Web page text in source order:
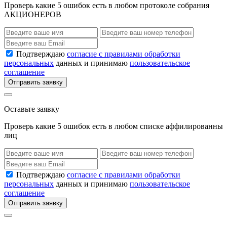
Проверь какие 5 ошибок есть в любом протоколе собрания
АКЦИОНЕРОВ
Подтверждаю согласие с правилами обработки
персональных данных и принимаю пользовательское
соглашение
Отправить заявку
Оставьте заявку
Проверь какие 5 ошибок есть в любом списке аффилированны
лиц
Подтверждаю согласие с правилами обработки
персональных данных и принимаю пользовательское
соглашение
Отправить заявку